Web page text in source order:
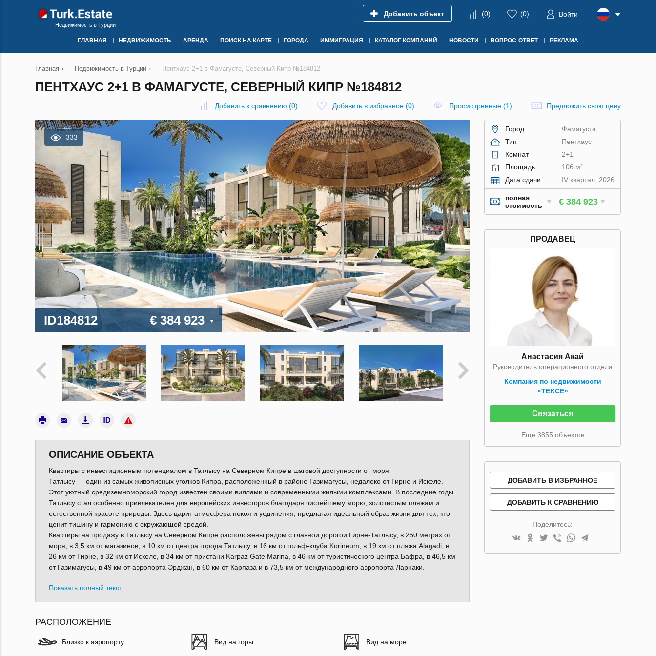
Недвижимость в Турции
Добавить объект (0) (0) Войти
ГЛАВНАЯ НЕДВИЖИМОСТЬ АРЕНДА ПОИСК НА КАРТЕ ГОРОДА ИММИГРАЦИЯ КАТАЛОГ КОМПАНИЙ НОВОСТИ ВОПРОС-ОТВЕТ РЕКЛАМА
Главная › Недвижимость в Турции › Пентхаус 2+1 в Фамагусте, Северный Кипр №184812
ПЕНТХАУС 2+1 В ФАМАГУСТЕ, СЕВЕРНЫЙ КИПР №184812
Добавить к сравнению (0) Добавить в избранное (0) Просмотренные (1) Предложить свою цену
333
ID184812 € 384 923
ОПИСАНИЕ ОБЪЕКТА
Квартиры с инвестиционным потенциалом в Татлысу на Северном Кипре в шаговой доступности от моря
Татлысу — один из самых живописных уголков Кипра, расположенный в районе Газимагусы, недалеко от Гирне и Искеле.
Этот уютный средиземноморский город известен своими виллами и современными жилыми комплексами. В последние годы
Татлысу стал особенно привлекателен для европейских инвесторов благодаря чистейшему морю, золотистым пляжам и
естественной красоте природы. Здесь царит атмосфера покоя и уединения, предлагая идеальный образ жизни для тех, кто
ценит тишину и гармонию с окружающей средой.
Квартиры на продажу в Татлысу на Северном Кипре расположены рядом с главной дорогой Гирне-Татлысу, в 250 метрах от
моря, в 3,5 км от магазинов, в 10 км от центра города Татлысу, в 16 км от гольф-клуба Korineum, в 19 км от пляжа Alagadi, в
26 км от Гирне, в 32 км от Искеле, в 34 км от пристани Karpaz Gate Marina, в 46 км от туристического центра Бафра, в 46,5 км
от Газимагусы, в 49 км от аэропорта Эрджан, в 60 км от Карпаза и в 73,5 км от международного аэропорта Ларнаки.
Показать полный текст
РАСПОЛОЖЕНИЕ
Близко к аэропорту Вид на горы Вид на море
Город
Фамагуста
Тип
Пентхаус
Комнат
2+1
Площадь
106 м²
Дата сдачи
IV квартал, 2026
полная
стоимость
€ 384 923
ПРОДАВЕЦ
Анастасия Акай
Руководитель операционного отдела
Компания по недвижимости
«TEKCE»
Связаться
Ещё 3855 объектов
ДОБАВИТЬ В ИЗБРАННОЕ
ДОБАВИТЬ К СРАВНЕНИЮ
Поделитесь: